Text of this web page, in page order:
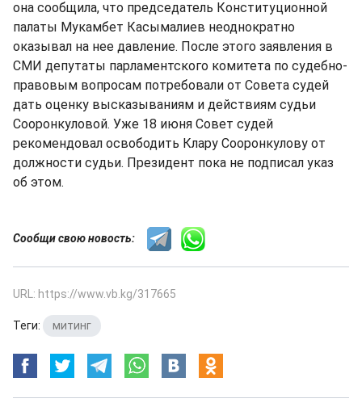
она сообщила, что председатель Конституционной
палаты Мукамбет Касымалиев неоднократно
оказывал на нее давление. После этого заявления в
СМИ депутаты парламентского комитета по судебно-
правовым вопросам потребовали от Совета судей
дать оценку высказываниям и действиям судьи
Сооронкуловой. Уже 18 июня Совет судей
рекомендовал освободить Клару Сооронкулову от
должности судьи. Президент пока не подписал указ
об этом.
Сообщи свою новость:
URL: https://www.vb.kg/317665
Теги: митинг